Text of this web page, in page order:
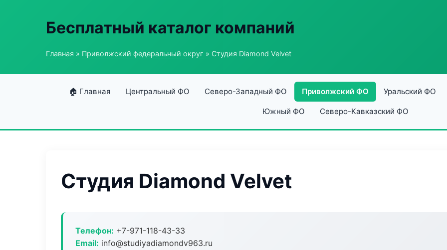
Бесплатный каталог компаний
Главная » Приволжский федеральный округ » Студия Diamond Velvet
🏠 Главная Центральный ФО Северо-Западный ФО Приволжский ФО Уральский ФО
Южный ФО Северо-Кавказский ФО
Студия Diamond Velvet
Телефон: +7-971-118-43-33
Email: info@studiyadiamondv963.ru